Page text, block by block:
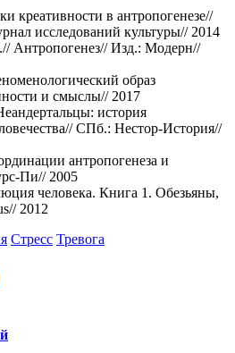
креативности в антропогенезе//
исследований культуры// 2014
Антропогенез// Изд.: Модерн//
образ
и смыслы// 2017
история
СПб.: Нестор-История//
антропогенеза и
Пи// 2005
человека. Книга 1. Обезьяны,
2012
Стресс Тревога